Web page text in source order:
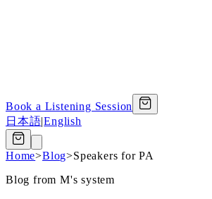
Book a Listening Session
日本語|English
Home>Blog>Speakers for PA
Blog from M's system